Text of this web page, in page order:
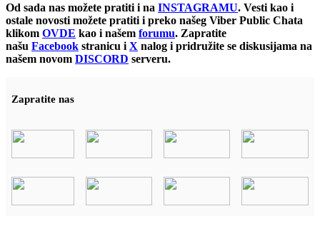
Od sada nas možete pratiti i na INSTAGRAMU. Vesti kao i
ostale novosti možete pratiti i preko našeg Viber Public Chata
klikom OVDE kao i našem forumu. Zapratite
našu Facebook stranicu i X nalog i pridružite se diskusijama na
našem novom DISCORD serveru.
Zapratite nas